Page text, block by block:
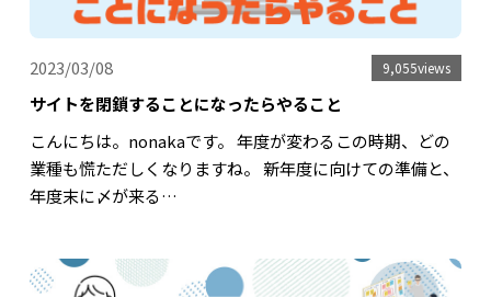
サイトを閉鎖することになったらやること
2023/03/08 9,055views
こんにちは。nonakaです。 年度が変わるこの時期、どの
業種も慌ただしくなりますね。 新年度に向けての準備と、
年度末に〆が来る…